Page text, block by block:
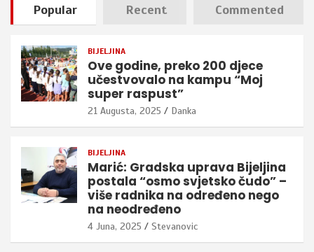
Popular Recent Commented
BIJELJINA
Ove godine, preko 200 djece
učestvovalo na kampu “Moj
super raspust”
21 Augusta, 2025 Danka
BIJELJINA
Marić: Gradska uprava Bijeljina
postala “osmo svjetsko čudo” –
više radnika na određeno nego
na neodređeno
4 Juna, 2025 Stevanovic